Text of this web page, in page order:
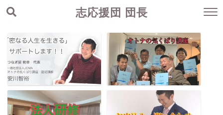
志応援団 団長